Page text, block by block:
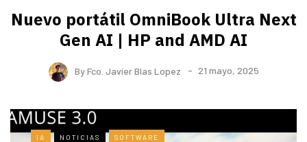
Nuevo portátil OmniBook Ultra ​Next
Gen AI | HP and AMD AI
ByFco. Javier Blas Lopez 21 mayo, 2025
IA NOTICIAS SOFTWARE